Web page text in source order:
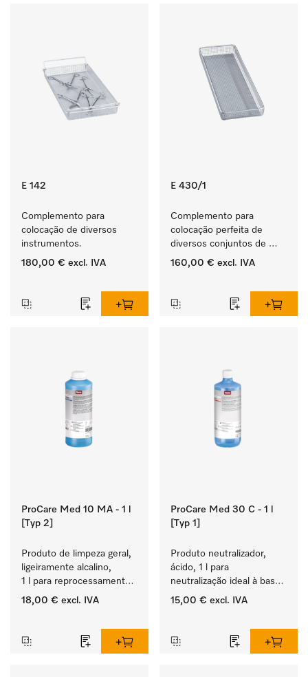
E 142
Complemento para
colocação de diversos
instrumentos.
180,00 € excl. IVA
E 430/1
Complemento para
colocação perfeita de
diversos conjuntos de
instrumentos.
160,00 € excl. IVA
ProCare Med 10 MA - 1 l
[Typ 2]
Produto de limpeza geral,
ligeiramente alcalino,
1 l para reprocessamento
mecânico de
18,00 € excl. IVA
ProCare Med 30 C - 1 l
[Typ 1]
Produto neutralizador,
ácido, 1 l para
neutralização ideal à base
de ácidos orgânicos.
15,00 € excl. IVA